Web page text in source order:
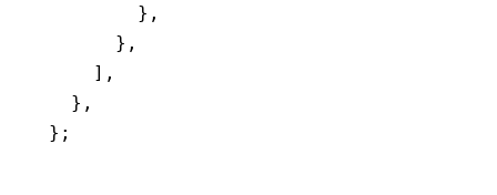
        }
,
      }
,
    ]
,
  }
,
};